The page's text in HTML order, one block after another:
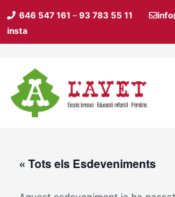
contingut
646 547 161 – 93 783 55 11
insta
« Tots els Esdeveniments